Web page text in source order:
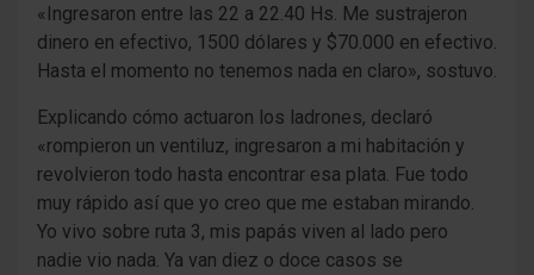
«Ingresaron entre las 22 a 22.40 Hs. Me sustrajeron
dinero en efectivo, 1500 dólares y $70.000 en efectivo.
Hasta el momento no tenemos nada en claro», sostuvo.
Explicando cómo actuaron los ladrones, declaró
«rompieron un ventiluz, ingresaron a mi habitación y
revolvieron todo hasta encontrar esa plata. Fue todo
muy rápido así que yo creo que me estaban mirando.
Yo vivo sobre ruta 3, mis papás viven al lado pero
nadie vio nada. Ya van diez o doce casos se